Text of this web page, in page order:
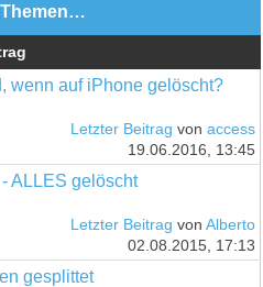
Themen…
wenn auf iPhone gelöscht?
Letzter Beitrag von access
19.06.2016, 13:45
ALLES gelöscht
Letzter Beitrag von Alberto
02.08.2015, 17:13
gesplittet